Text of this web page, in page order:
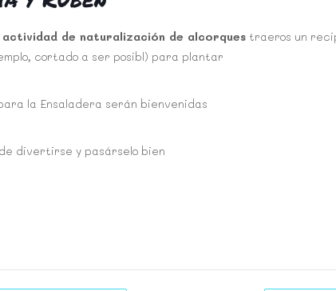
actividad de naturalización de alcorquestraeros un
cortado a ser posibl) para plantar
la Ensaladera serán bienvenidas
divertirse y pasárselo bien